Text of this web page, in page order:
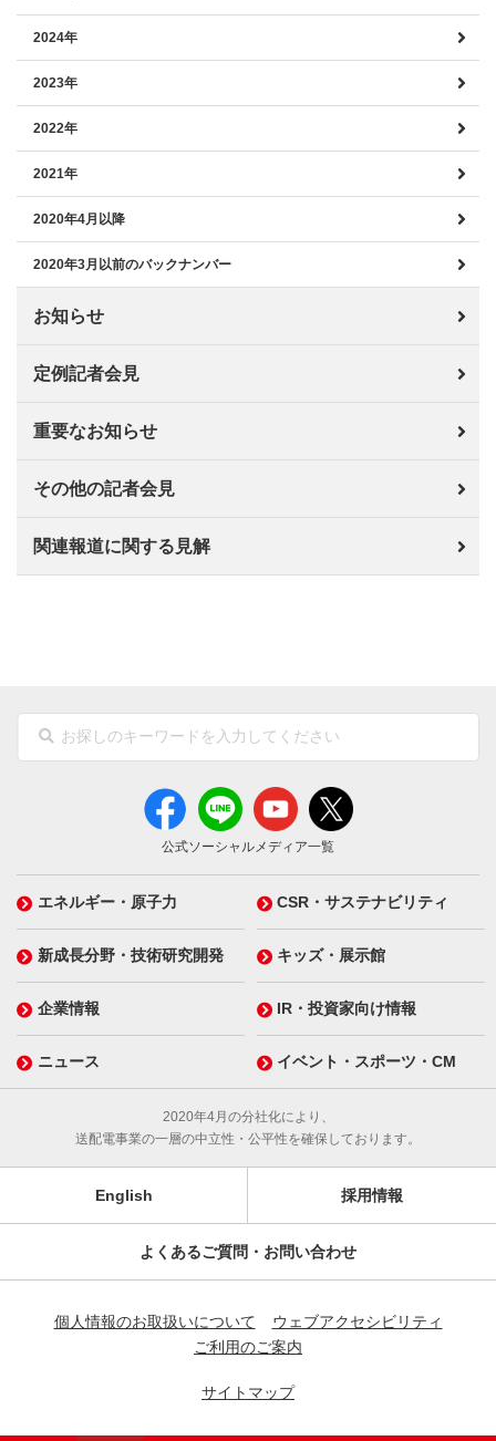
2024年
2023年
2022年
2021年
2020年4月以降
2020年3月以前のバックナンバー
お知らせ
定例記者会見
重要なお知らせ
その他の記者会見
関連報道に関する見解
公式ソーシャルメディア一覧
エネルギー・原子力 CSR・サステナビリティ
新成長分野・技術研究開発 キッズ・展示館
企業情報 IR・投資家向け情報
ニュース イベント・スポーツ・CM
2020年4月の分社化により、
送配電事業の一層の中立性・公平性を確保しております。
English 採用情報
よくあるご質問・お問い合わせ
個人情報のお取扱いについて
ウェブアクセシビリティ
ご利用のご案内
サイトマップ